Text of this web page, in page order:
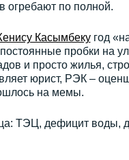
огребают по полной.
Касымбекугод
пробки на
и просто жилья,
юрист, РЭК –
на мемы.
ТЭЦ, дефицит воды,